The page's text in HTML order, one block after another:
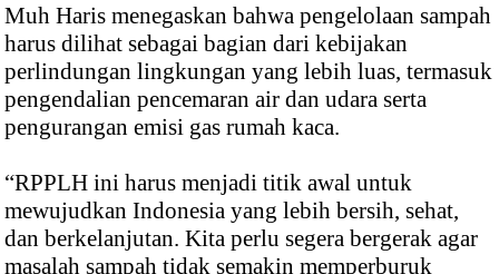
Muh Haris menegaskan bahwa pengelolaan sampah
harus dilihat sebagai bagian dari kebijakan
perlindungan lingkungan yang lebih luas, termasuk
pengendalian pencemaran air dan udara serta
pengurangan emisi gas rumah kaca.
“RPPLH ini harus menjadi titik awal untuk
mewujudkan Indonesia yang lebih bersih, sehat,
dan berkelanjutan. Kita perlu segera bergerak agar
masalah sampah tidak semakin memperburuk